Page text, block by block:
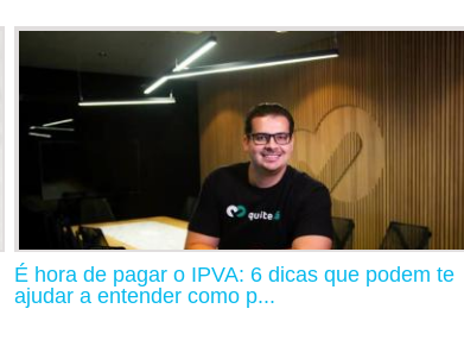
É hora de pagar o IPVA: 6 dicas que podem te
ajudar a entender como p...